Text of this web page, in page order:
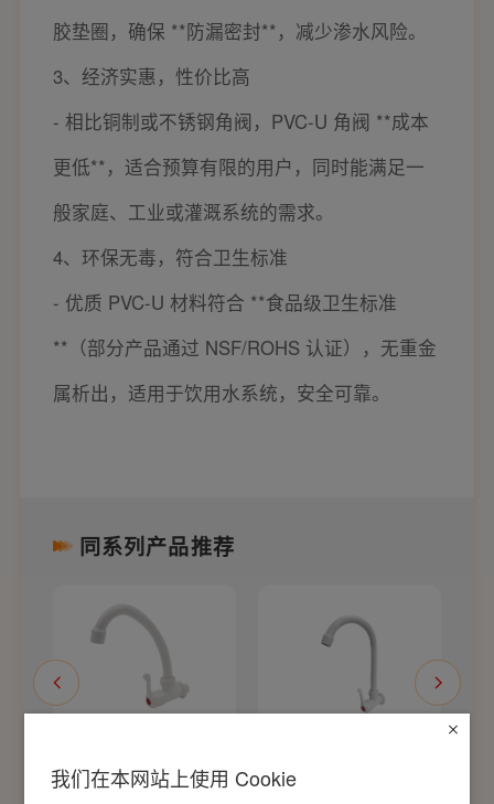
胶垫圈，确保 **防漏密封**，减少渗水风险。
3、经济实惠，性价比高
- 相比铜制或不锈钢角阀，PVC-U 角阀 **成本
更低**，适合预算有限的用户，同时能满足一
般家庭、工业或灌溉系统的需求。
4、环保无毒，符合卫生标准
- 优质 PVC-U 材料符合 **食品级卫生标准
**（部分产品通过 NSF/ROHS 认证），无重金
属析出，适用于饮用水系统，安全可靠。
同系列产品推荐
头W23105
头W23107B
我们在本网站上使用 Cookie